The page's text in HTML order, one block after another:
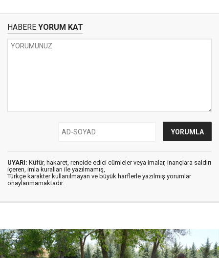
HABERE YORUM KAT
UYARI: Küfür, hakaret, rencide edici cümleler veya imalar, inançlara saldırı
içeren, imla kuralları ile yazılmamış,
Türkçe karakter kullanılmayan ve büyük harflerle yazılmış yorumlar
onaylanmamaktadır.